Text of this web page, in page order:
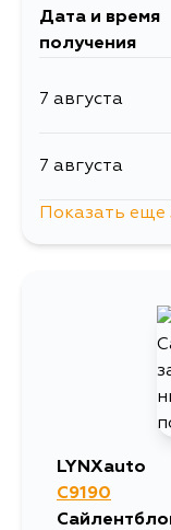
Дата и время
получения
7 августа
7 августа
Показать еще
LYNXauto
C9190